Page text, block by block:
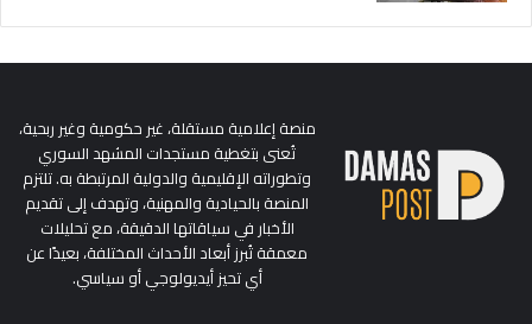
منصة إعلامية مستقلة، غير حكومية وغير ربحية،
تُعنى بتغطية مستجدات المشهد السوري
وتطوراته الإقليمية والدولية المرتبطة به. تلتزم
المنصة بالحيادية والمهنية، وتهدف إلى تقديم
الأخبار في سياقاتها الدقيقة، مع تحليلات
معمقة تُبرز أبعاد الأحداث المختلفة، بعيدًا عن
أي تحيز أيديولوجي أو سياسي.